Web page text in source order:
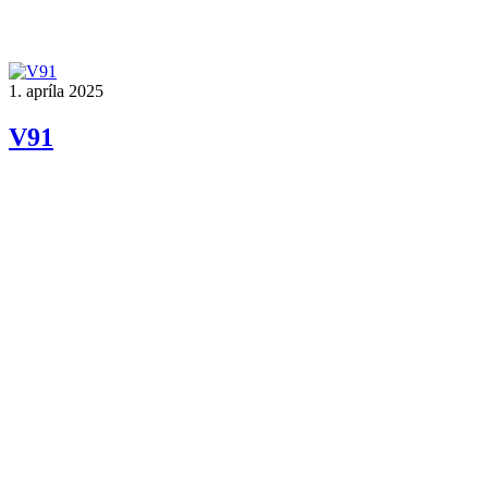
1. apríla 2025
V91